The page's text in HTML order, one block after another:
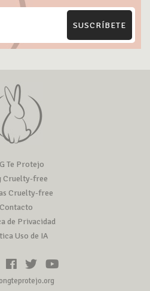
SUSCRÍBETE
Te Protejo
Cruelty-free
Cruelty-free
Contacto
de Privacidad
Uso de IA